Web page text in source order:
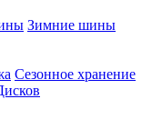
Зимние шины
Сезонное хранение